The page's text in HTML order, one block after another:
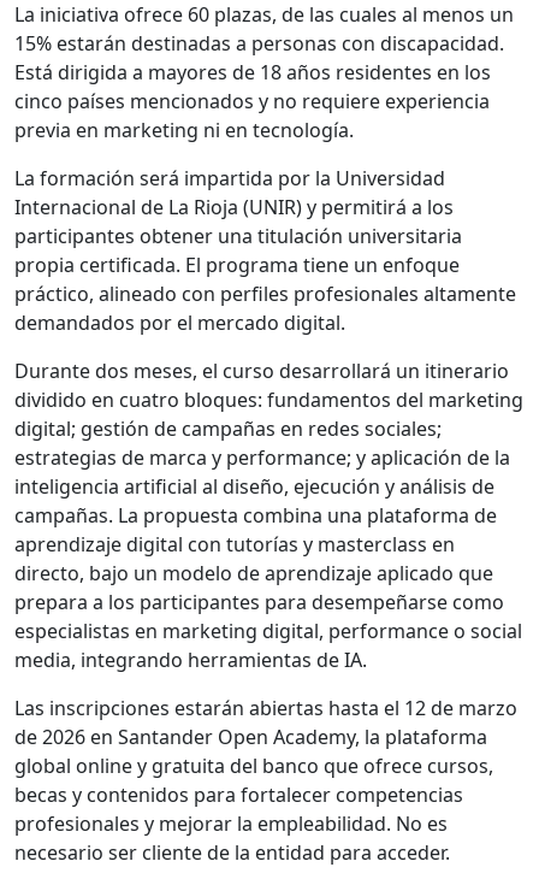
La iniciativa ofrece 60 plazas, de las cuales al menos un
15% estarán destinadas a personas con discapacidad.
Está dirigida a mayores de 18 años residentes en los
cinco países mencionados y no requiere experiencia
previa en marketing ni en tecnología.
La formación será impartida por la Universidad
Internacional de La Rioja (UNIR) y permitirá a los
participantes obtener una titulación universitaria
propia certificada. El programa tiene un enfoque
práctico, alineado con perfiles profesionales altamente
demandados por el mercado digital.
Durante dos meses, el curso desarrollará un itinerario
dividido en cuatro bloques: fundamentos del marketing
digital; gestión de campañas en redes sociales;
estrategias de marca y performance; y aplicación de la
inteligencia artificial al diseño, ejecución y análisis de
campañas. La propuesta combina una plataforma de
aprendizaje digital con tutorías y masterclass en
directo, bajo un modelo de aprendizaje aplicado que
prepara a los participantes para desempeñarse como
especialistas en marketing digital, performance o social
media, integrando herramientas de IA.
Las inscripciones estarán abiertas hasta el 12 de marzo
de 2026 en Santander Open Academy, la plataforma
global online y gratuita del banco que ofrece cursos,
becas y contenidos para fortalecer competencias
profesionales y mejorar la empleabilidad. No es
necesario ser cliente de la entidad para acceder.